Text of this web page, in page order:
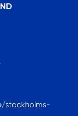
stockholms-